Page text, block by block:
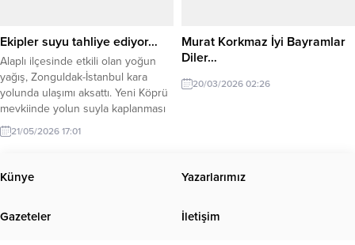
Ekipler suyu tahliye ediyor…
Alaplı ilçesinde etkili olan yoğun
yağış, Zonguldak-İstanbul kara
yolunda ulaşımı aksattı. Yeni Köprü
mevkiinde yolun suyla kaplanması
nedeniyle araçlar ilerlemekte
güçlük çekerken, bölgede uzun
ekipleri biriken suyu tahliye etmek
için çalışma başlattı. Alaplı ilçesinde
artıran sağanak yağış, Zonguldak-
21/05/2026 17:01
Murat Korkmaz İyi Bayramlar
Diler…
20/03/2026 02:26
Künye Yazarlarımız
Gazeteler İletişim